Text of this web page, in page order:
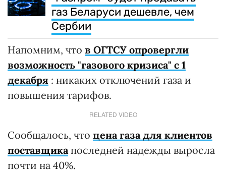
газ Беларуси дешевле, чем
Сербии
Напомним, что в ОГТСУ опровергли
возможность "газового кризиса" с 1
декабря : никаких отключений газа и
повышения тарифов.
RELATED VIDEO
Сообщалось, что цена газа для клиентов
поставщика последней надежды выросла
почти на 40%.